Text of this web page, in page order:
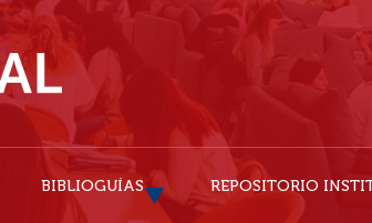
BIBLIOGUÍAS REPOSITORIO